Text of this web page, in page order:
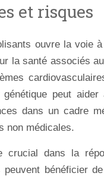
et risques
ouvre la voie
la santé associés
génétique peut
dans un cadre
non médicales.
crucial dans la
bénéficier